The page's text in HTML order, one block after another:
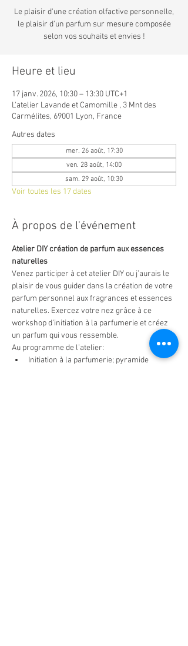
Le plaisir d'une création olfactive personnelle,
le plaisir d'un parfum sur mesure composée
selon vos souhaits et envies !
Heure et lieu
17 janv. 2026, 10:30 – 13:30 UTC+1
L'atelier Lavande et Camomille , 3 Mnt des
Carmélites, 69001 Lyon, France
Autres dates
mer. 26 août, 17:30
ven. 28 août, 14:00
sam. 29 août, 10:30
Voir toutes les 17 dates
À propos de l'événement
Atelier DIY création de parfum aux essences
naturelles
Venez participer à cet atelier DIY ou j’aurais le
plaisir de vous guider dans la création de votre
parfum personnel aux fragrances et essences
naturelles. Exercez votre nez grâce à ce
workshop d’initiation à la parfumerie et créez
un parfum qui vous ressemble.
Au programme de l’atelier:
Initiation à la parfumerie; pyramide